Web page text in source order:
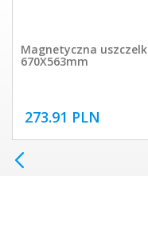
Magnetyczna
670X563mm
273.91 PLN